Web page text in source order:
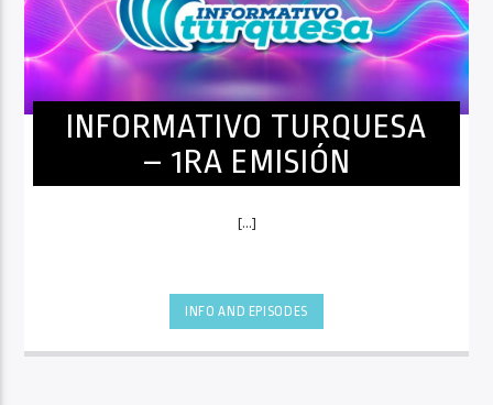
INFORMATIVO TURQUESA
– 1RA EMISIÓN
[...]
INFO AND EPISODES